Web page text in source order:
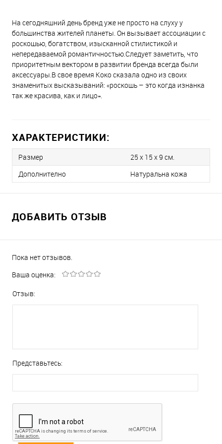
На сегодняшний день бренд уже не просто на слуху у
большинства жителей планеты. Он вызывает ассоциации с
роскошью, богатством, изысканной стилистикой и
непередаваемой романтичностью.Следует заметить, что
приоритетным вектором в развитии бренда всегда были
аксессуары.В свое время Коко сказала одно из своих
знаменитых высказываний: «роскошь – это когда изнанка
так же красива, как и лицо».
ХАРАКТЕРИСТИКИ:
Размер
25 х 15 x 9 см.
Дополнително
Натуральна кожа
ДОБАВИТЬ ОТЗЫВ
Пока нет отзывов.
Ваша оценка:
Отзыв:
Представьтесь: